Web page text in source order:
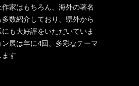
家はもちろん、海外の著名
数紹介しており、県外から
も大好評をいただいていま
展は年に4回、多彩なテーマ
ます